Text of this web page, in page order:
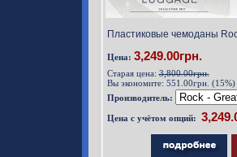
Пластиковые чемоданы
Цена: 3,249.00грн.
Старая цена:3,800.00грн.
Вы экономите: 551.00грн. (15%)
Производитель:
Цена с учётом опций: